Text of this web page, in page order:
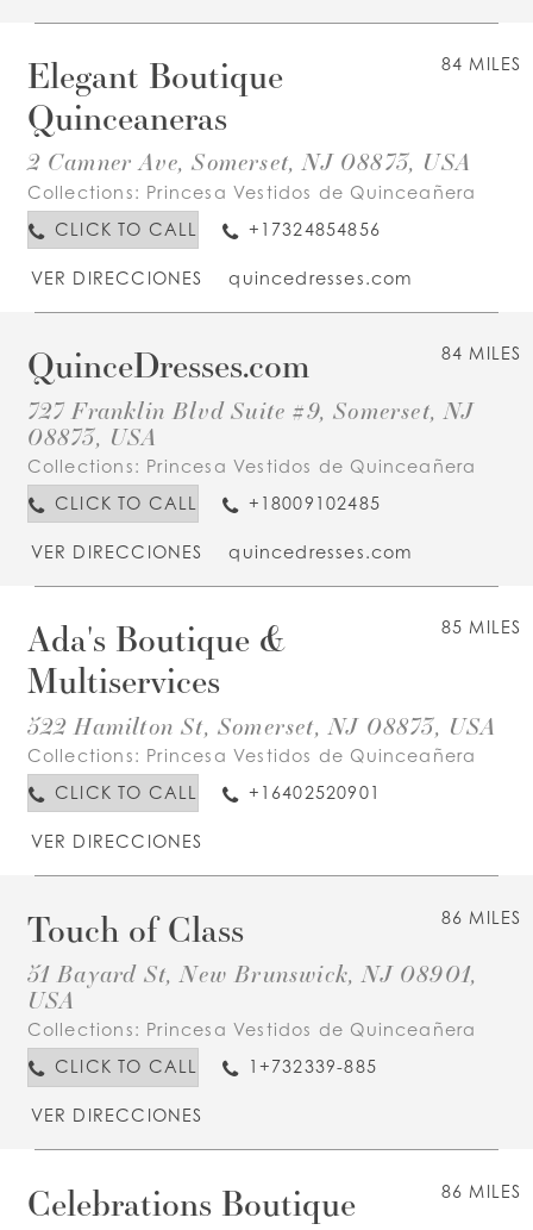
84 MILES
Elegant Boutique
Quinceaneras
2 Camner Ave, Somerset, NJ 08873, USA
Collections: Princesa Vestidos de Quinceañera
CLICK TO CALL
+17324854856
VER DIRECCIONES quincedresses.com
84 MILES
QuinceDresses.com
727 Franklin Blvd Suite #9, Somerset, NJ
08873, USA
Collections: Princesa Vestidos de Quinceañera
CLICK TO CALL
+18009102485
VER DIRECCIONES quincedresses.com
85 MILES
Ada's Boutique &
Multiservices
522 Hamilton St, Somerset, NJ 08873, USA
Collections: Princesa Vestidos de Quinceañera
CLICK TO CALL
+16402520901
VER DIRECCIONES
86 MILES
Touch of Class
51 Bayard St, New Brunswick, NJ 08901,
USA
Collections: Princesa Vestidos de Quinceañera
CLICK TO CALL
1+732339-885
VER DIRECCIONES
86 MILES
Celebrations Boutique